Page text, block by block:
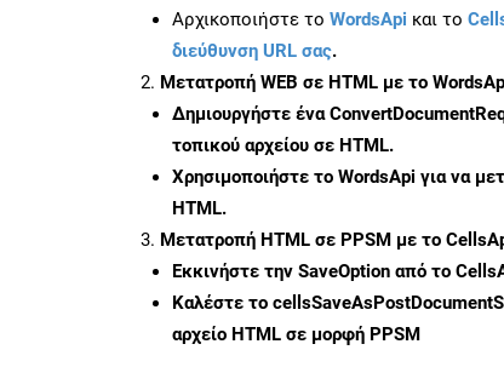
Αρχικοποιήστε το WordsApi και το
διεύθυνση URL σας.
Μετατροπή WEB σε HTML με το
Δημιουργήστε ένα
τοπικού αρχείου σε HTML.
Χρησιμοποιήστε το WordsApi για να
HTML.
Μετατροπή HTML σε PPSM με το
Εκκινήστε την SaveOption από το
Καλέστε το
αρχείο HTML σε μορφή PPSM